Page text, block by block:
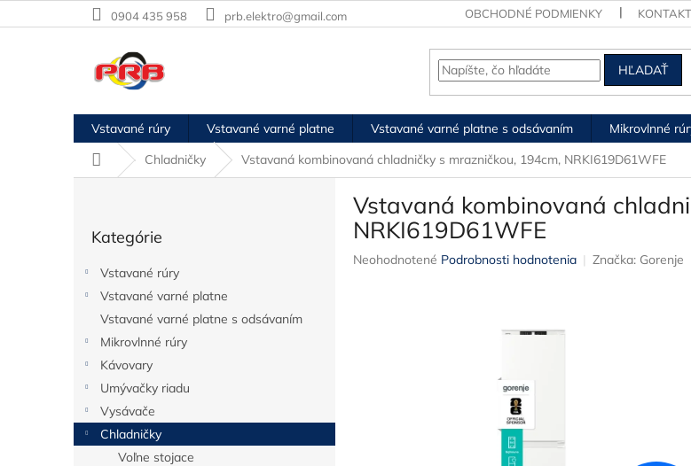
na
0904 435 958 prb.elektro@gmail.com OBCHODNÉ PODMIENKY KONTAKT
HĽADAŤ
Vstavané rúry Vstavané varné platne Vstavané varné platne s odsávaním Mikrovlnné
DomovChladničky Vstavaná kombinovaná chladničky s mrazničkou, 194cm, NRKI619D61WFE
kategórie
Kategórie
Vstavané rúry
Vstavané varné platne
Vstavané varné platne s odsávaním
Mikrovlnné rúry
Kávovary
Umývačky riadu
Vysávače
Chladničky
Voľne stojace
Vstavaná kombinovaná
NRKI619D61WFE
Priemerné
Neohodnotené Podrobnosti hodnotenia Značka: Gorenje